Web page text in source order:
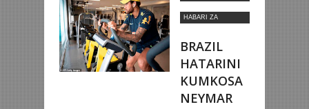
HABARI ZA
BRAZIL
HATARINI
KUMKOSA
NEYMAR